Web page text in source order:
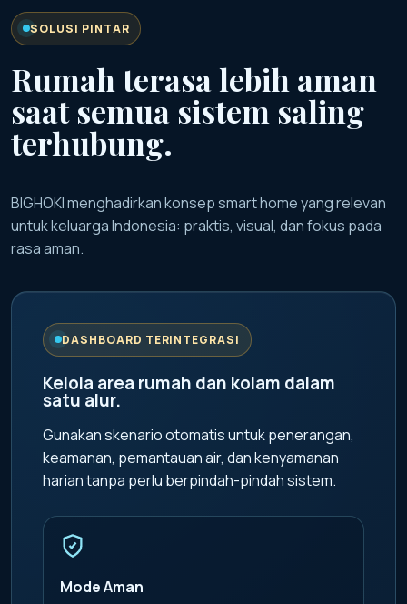
SOLUSI PINTAR
Rumah terasa lebih aman
saat semua sistem saling
terhubung.
BIGHOKI menghadirkan konsep smart home yang relevan
untuk keluarga Indonesia: praktis, visual, dan fokus pada
rasa aman.
DASHBOARD TERINTEGRASI
Kelola area rumah dan kolam dalam
satu alur.
Gunakan skenario otomatis untuk penerangan,
keamanan, pemantauan air, dan kenyamanan
harian tanpa perlu berpindah-pindah sistem.
Mode Aman